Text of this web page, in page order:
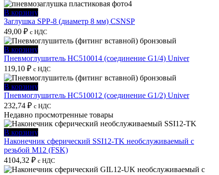
В корзину
Заглушка SPP-8 (диаметр 8 мм) CSNSP
49,00 ₽ с НДС
В корзину
Пневмоглушитель HC510014 (соединение G1/4) Univer
119,10 ₽ с НДС
В корзину
Пневмоглушитель HC510012 (соединение G1/2) Univer
232,74 ₽ с НДС
Недавно просмотренные товары
В корзину
Наконечник сферический SSI12-TK необслуживаемый с
резьбой M12 (FSK)
4104,32 ₽ с НДС